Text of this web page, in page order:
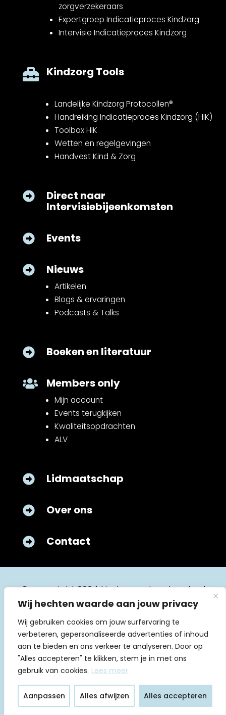
Wij hechten waarde aan jouw privacy
Wij gebruiken cookies om jouw surfervaring te
verbeteren, gepersonaliseerde advertenties of inhoud
aan te bieden en ons verkeer te analyseren. Door op
"Alles accepteren" te klikken, stem je in met ons
gebruik van cookies. Lees meer
Aanpassen Alles afwijzen Alles accepteren
zorgverzekeraars
Expertgroep Indicatieproces Kindzorg
Intervisie Indicatieproces Kindzorg
 Kindzorg Tools
Landelijke Kindzorg Protocollen®
Handreiking Indicatieproces Kindzorg (HIK)
Toolbox HIK
Wetten en regelgevingen
Handvest Kind & Zorg
 Direct naar
Intervisiebijeenkomsten
 Events
 Nieuws
Artikelen
Blogs & ervaringen
Podcasts & Talks
 Boeken en literatuur
 Members only
Mijn account
Events terugkijken
Kwaliteitsopdrachten
ALV
 Lidmaatschap
 Over ons
 Contact
© copyright 2024 kinderverpleegkunde.nl
Algemene voorwaarden
Huishoudelijk reglement
Privacyverklaring